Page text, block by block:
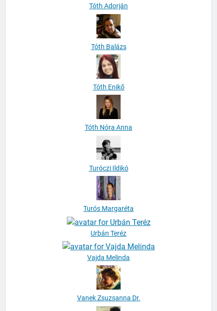
Tóth Adorján
Tóth Balázs
Tóth Enikő
Tóth Nóra Anna
Turóczi Ildikó
Turós Margaréta
Urbán Teréz
Vajda Melinda
Vanek Zsuzsanna Dr.